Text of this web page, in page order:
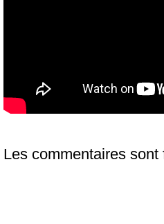
Les commentaires